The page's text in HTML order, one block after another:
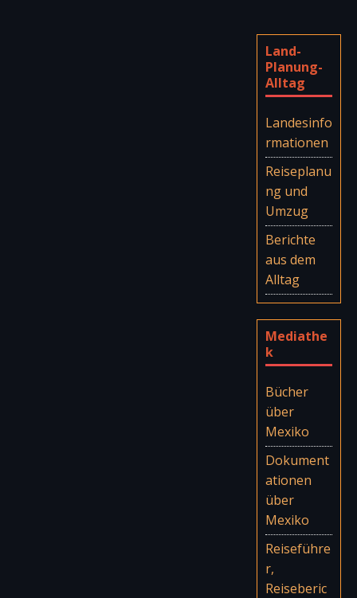
Land-
Planung-
Alltag
Landesinfo
rmationen
Reiseplanu
ng und
Umzug
Berichte
aus dem
Alltag
Mediathe
k
Bücher
über
Mexiko
Dokument
ationen
über
Mexiko
Reiseführe
r,
Reiseberic